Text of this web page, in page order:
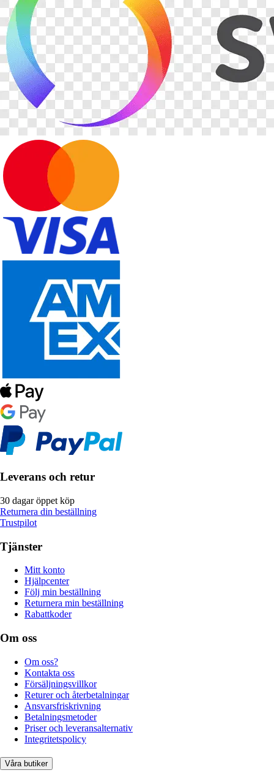
Leverans och retur
30 dagar öppet köp
Returnera din beställning
Trustpilot
Tjänster
Mitt konto
Hjälpcenter
Följ min beställning
Returnera min beställning
Rabattkoder
Om oss
Om oss?
Kontakta oss
Försäljningsvillkor
Returer och återbetalningar
Ansvarsfriskrivning
Betalningsmetoder
Priser och leveransalternativ
Integritetspolicy
Våra butiker